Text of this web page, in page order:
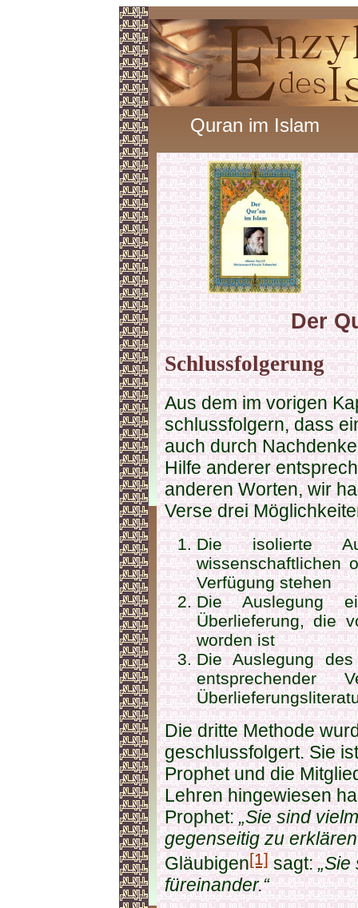
Quran im Islam
Der
Schlussfolgerung
Aus dem im vorigen
schlussfolgern, dass
auch durch
Hilfe anderer
anderen Worten, wir
Verse drei
Die isolierte
wissenschaftlichen
Verfügung stehen
Die Auslegung
Überlieferung, die
worden ist
Die Auslegung
entsprechender
Die dritte Methode
geschlussfolgert. Sie
Prophet und die
Lehren hingewiesen
Prophet:„Sie sind
gegenseitig zu
Gläubigen[1]sagt:
füreinander.“